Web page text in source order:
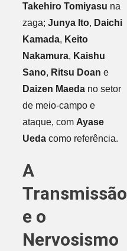
Takehiro Tomiyasu na
zaga; Junya Ito, Daichi
Kamada, Keito
Nakamura, Kaishu
Sano, Ritsu Doan e
Daizen Maedano setor
de meio-campo e
ataque, com Ayase
Uedacomo referência.
A
Transmissão
e o
Nervosismo